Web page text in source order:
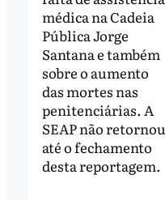
médica na Cadeia
Pública Jorge
Santana e também
sobre o aumento
das mortes nas
penitenciárias. A
SEAP não retornou
até o fechamento
desta reportagem.